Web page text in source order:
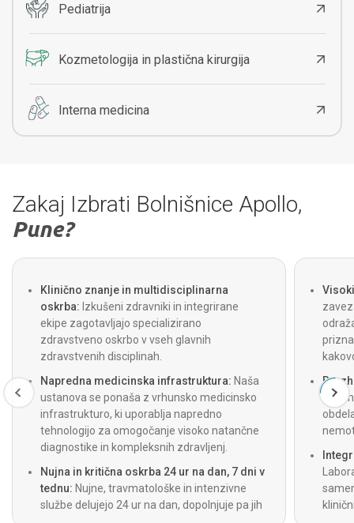
Pediatrija
Kozmetologija in plastična kirurgija
Interna medicina
Zakaj Izbrati Bolnišnice Apollo,
Pune?
Klinično znanje in multidisciplinarna
oskrba: Izkušeni zdravniki in integrirane
ekipe zagotavljajo specializirano
zdravstveno oskrbo v vseh glavnih
zdravstvenih disciplinah.
Napredna medicinska infrastruktura: Naša
ustanova se ponaša z vrhunsko medicinsko
infrastrukturo, ki uporablja napredno
tehnologijo za omogočanje visoko natančne
diagnostike in kompleksnih zdravljenj.
Nujna in kritična oskrba 24 ur na dan, 7 dni v
tednu: Nujne, travmatološke in intenzivne
službe delujejo 24 ur na dan, dopolnjuje pa jih